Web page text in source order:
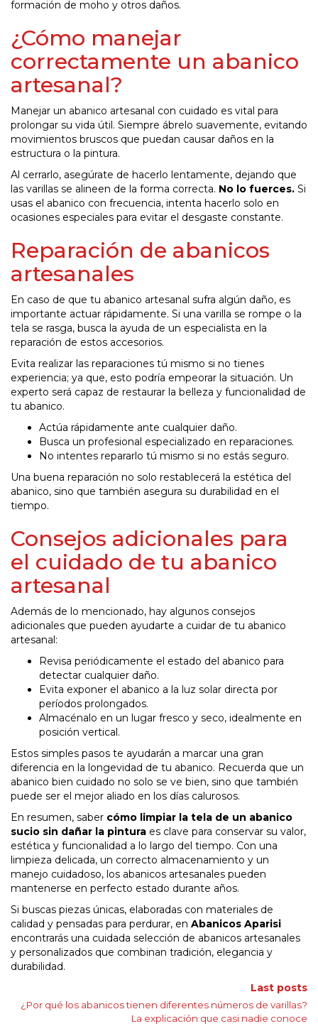
formación de moho y otros daños.
¿Cómo manejar
correctamente un abanico
artesanal?
Manejar un abanico artesanal con cuidado es vital para
prolongar su vida útil. Siempre ábrelo suavemente, evitando
movimientos bruscos que puedan causar daños en la
estructura o la pintura.
Al cerrarlo, asegúrate de hacerlo lentamente, dejando que
las varillas se alineen de la forma correcta. No lo fuerces. Si
usas el abanico con frecuencia, intenta hacerlo solo en
ocasiones especiales para evitar el desgaste constante.
Reparación de abanicos
artesanales
En caso de que tu abanico artesanal sufra algún daño, es
importante actuar rápidamente. Si una varilla se rompe o la
tela se rasga, busca la ayuda de un especialista en la
reparación de estos accesorios.
Evita realizar las reparaciones tú mismo si no tienes
experiencia; ya que, esto podría empeorar la situación. Un
experto será capaz de restaurar la belleza y funcionalidad de
tu abanico.
Actúa rápidamente ante cualquier daño.
Busca un profesional especializado en reparaciones.
No intentes repararlo tú mismo si no estás seguro.
Una buena reparación no solo restablecerá la estética del
abanico, sino que también asegura su durabilidad en el
tiempo.
Consejos adicionales para
el cuidado de tu abanico
artesanal
Además de lo mencionado, hay algunos consejos
adicionales que pueden ayudarte a cuidar de tu abanico
artesanal:
Revisa periódicamente el estado del abanico para
detectar cualquier daño.
Evita exponer el abanico a la luz solar directa por
períodos prolongados.
Almacénalo en un lugar fresco y seco, idealmente en
posición vertical.
Estos simples pasos te ayudarán a marcar una gran
diferencia en la longevidad de tu abanico. Recuerda que un
abanico bien cuidado no solo se ve bien, sino que también
puede ser el mejor aliado en los días calurosos.
En resumen, saber cómo limpiar la tela de un abanico
sucio sin dañar la pintura es clave para conservar su valor,
estética y funcionalidad a lo largo del tiempo. Con una
limpieza delicada, un correcto almacenamiento y un
manejo cuidadoso, los abanicos artesanales pueden
mantenerse en perfecto estado durante años.
Si buscas piezas únicas, elaboradas con materiales de
calidad y pensadas para perdurar, en Abanicos Aparisi
encontrarás una cuidada selección de abanicos artesanales
y personalizados que combinan tradición, elegancia y
durabilidad.
Last posts
¿Por qué los abanicos tienen diferentes números de varillas?
La explicación que casi nadie conoce